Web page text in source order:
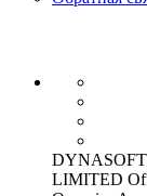
LIMITED